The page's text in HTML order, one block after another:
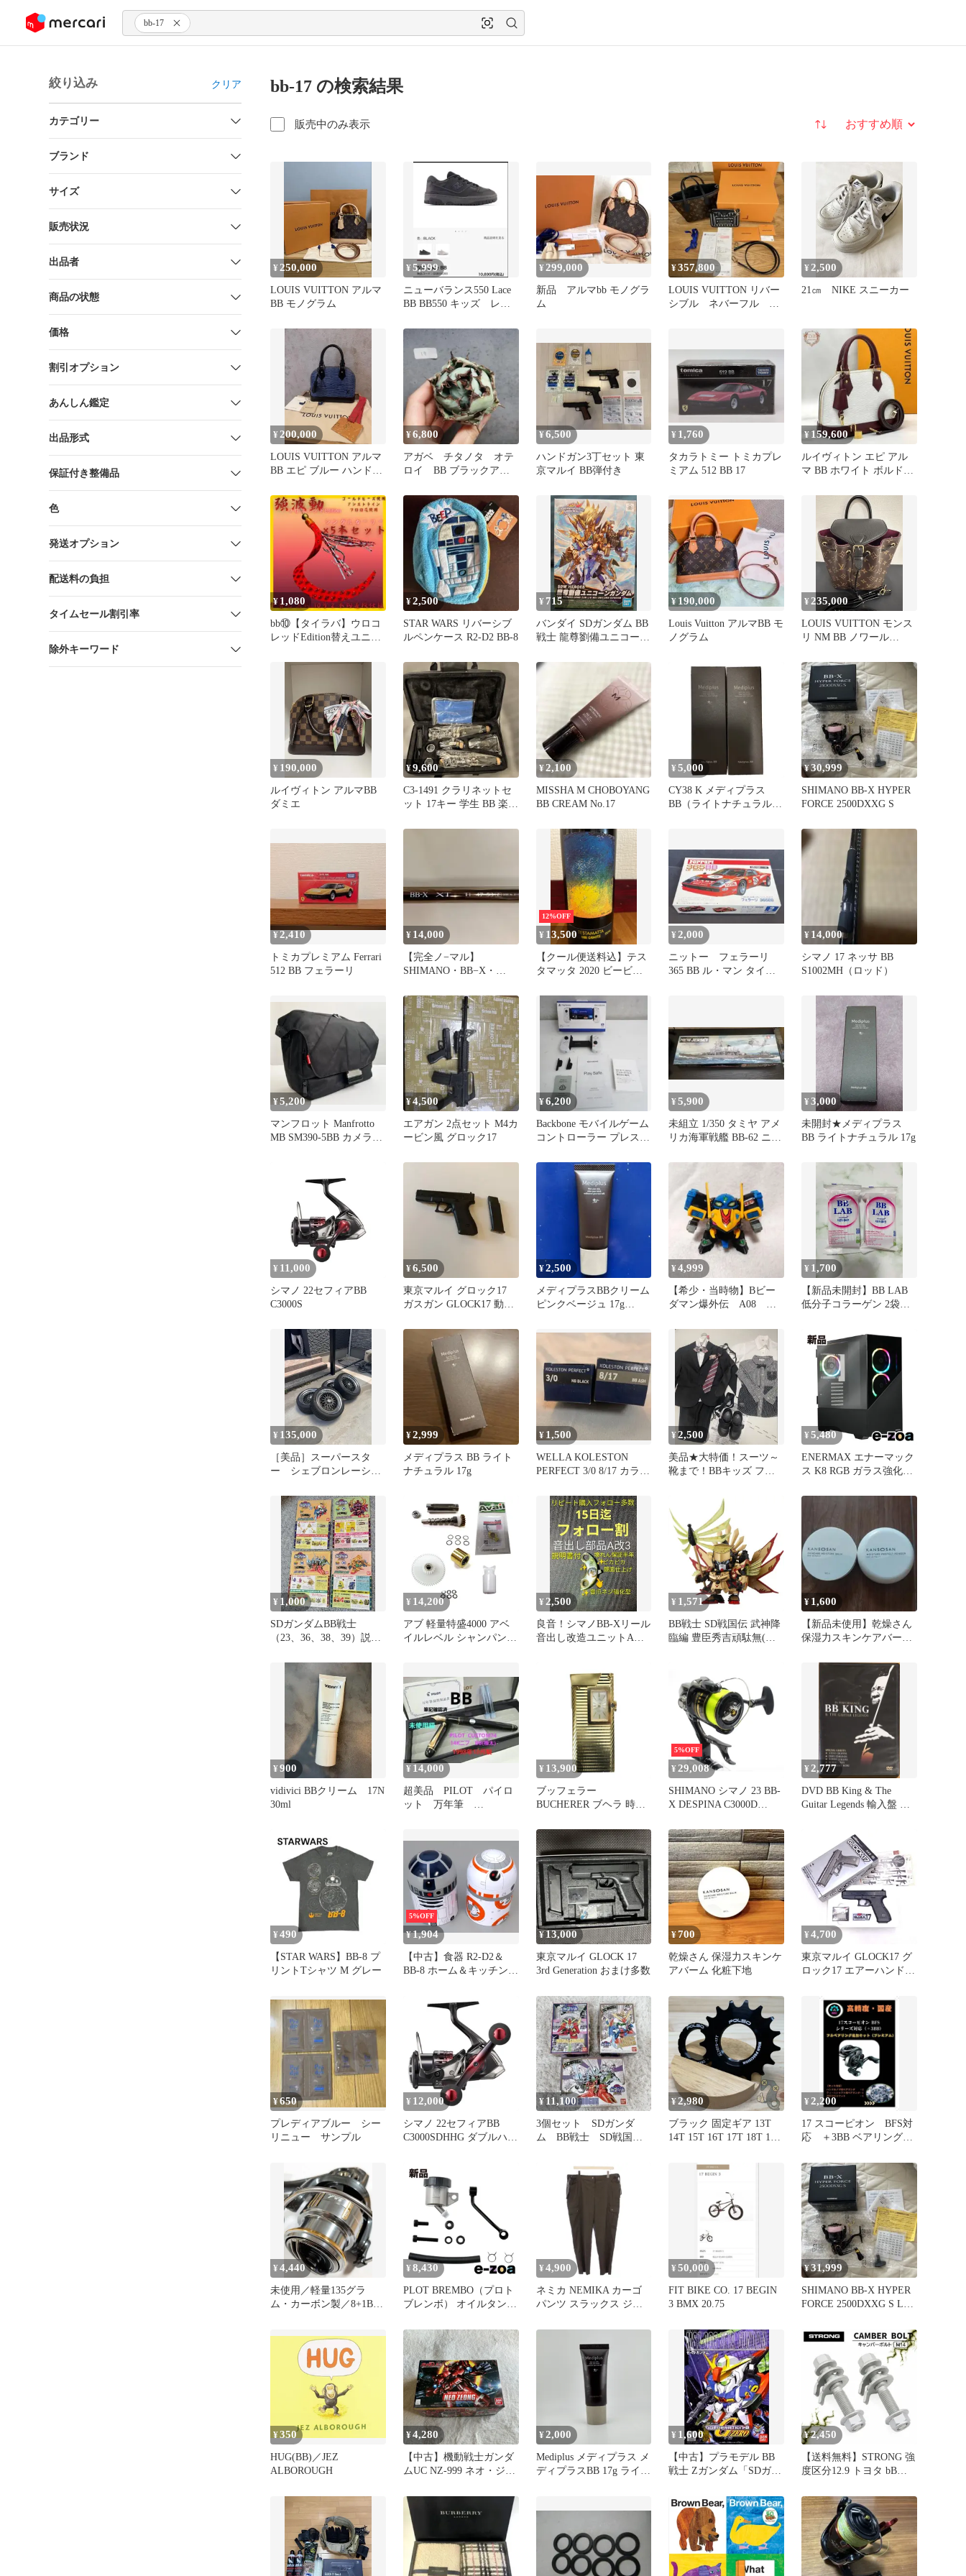
ツにスキップ bb-17
絞り込み クリア
カテゴリー
ブランド
サイズ
販売状況
出品者
商品の状態
価格
割引オプション
あんしん鑑定
出品形式
保証付き整備品
色
発送オプション
配送料の負担
タイムセール割引率
除外キーワード
bb-17 の検索結果
販売中のみ表示 並び替え
¥ 250,000
LOUIS VUITTON アルマ
BB モノグラム
¥5,999
ニューバランス550 Lace
BB BB550 キッズ レデ
¥299,000
新品 アルマbb モノグラ
ム
¥357,800
LOUIS VUITTON リバー
シブル ネバーフル イ
¥ 2,500
21㎝ NIKE スニーカー
¥ 200,000
LOUIS VUITTON アルマ
BB エピ ブルー ハンドバ
¥6,800
アガベ チタノタ オテ
ロイ BB ブラックアン
プ 17
¥6,500
ハンドガン3丁セット 東
京マルイ BB弾付き
¥ 1,760
タカラトミー トミカプレ
ミアム 512 BB 17
¥ 159,600
ルイヴィトン エピ アル
マ BB ホワイト ボルドー
¥ 1,080
bb⑩【タイラバ】ウロコ
レッドEdition替えユニッ
¥2,500
STAR WARS リバーシブ
ルペンケース R2-D2 BB-8
¥ 715
バンダイ SDガンダム BB
戦士 龍尊劉備ユニコーン
¥ 190,000
Louis Vuitton アルマBB モ
ノグラム
¥ 235,000
LOUIS VUITTON モンス
リ NM BB ノワール
¥ 190,000
ルイヴィトン アルマBB
ダミエ
¥9,600
C3-1491 クラリネットセ
ット 17キー 学生 BB 楽器
¥2,100
MISSHA M CHOBOYANG
BB CREAM No.17
¥ 5,000
CY38 K メディプラス
BB（ライトナチュラル）
¥30,999
SHIMANO BB-X HYPER
FORCE 2500DXXG S
¥ 2,410
トミカプレミアム Ferrari
512 BB フェラーリ
¥ 14,000
【完全ノ−マル】
SHIMANO・BB−X・
袋
12%OFF
¥ 13,500
【クール便送料込】テス
タマッタ 2020 ビービー
¥ 2,000
ニットー フェラーリ
365 BB ル・マン タイ
¥ 14,000
シマノ 17 ネッサ BB
S1002MH（ロッド）
¥5,200
マンフロット Manfrotto
MB SM390-5BB カメラバ
¥4,500
エアガン 2点セット M4カ
ービン風 グロック17
¥6,200
Backbone モバイルゲーム
コントローラー プレステ
¥5,900
未組立 1/350 タミヤ アメ
リカ海軍戦艦 BB-62 ニュ
¥3,000
未開封★メディプラス
BB ライトナチュラル 17g
¥ 11,000
シマノ 22セフィアBB
C3000S
¥6,500
東京マルイ グロック17
ガスガン GLOCK17 動作
¥2,500
メディプラスBBクリーム
ピンクベージュ 17g
¥ 4,999
【希少・当時物】Bビー
ダマン爆外伝 A08 ブ
未確認 17
¥ 1,700
【新品未開封】BB LAB
低分子コラーゲン 2袋で
¥ 135,000
［美品］スーパースタ
ー シェブロンレーシン
穴 17
¥2,999
メディプラス BB ライト
ナチュラル 17g
¥ 1,500
WELLA KOLESTON
PERFECT 3/0 8/17 カラー
¥2,500
美品★大特価！スーツ～
靴まで！BBキッズ フォ
¥ 5,480
ENERMAX エナーマック
ス K8 RGB ガラス強化型
ス ECA-EK8-BB-ARGB
¥ 1,000
SDガンダムBB戦士
（23、36、38、39）説明
¥ 14,200
アブ 軽量特盛4000 アベ
イルレベル シャンパン金
¥ 2,500
良音！シマノBB-Xリール
音出し改造ユニットA改
¥ 1,571
BB戦士 SD戦国伝 武神降
臨編 豊臣秀吉頑駄無(ト
¥ 1,600
【新品未使用】乾燥さん
保湿力スキンケアバーム
¥900
vidivici BBクリーム 17N
30ml
¥ 14,000
超美品 PILOT パイロ
ット 万年筆
¥ 13,900
ブッフェラー
BUCHERER ブヘラ 時計
型 ヴィンテージ アンテ
ィーク 手巻き 17石 火花
確認済み ゴールドカラー
金色 /BB ■GY18
5%OFF
¥29,008
SHIMANO シマノ 23 BB-
X DESPINA C3000D
ル #US6108
¥ 2,777
DVD BB King & The
Guitar Legends 輸入盤 送
¥ 490
【STAR WARS】BB-8 プ
リントTシャツ M グレー
5%OFF
¥1,904
【中古】食器 R2-D2＆
BB‐8 ホーム＆キッチン
最後のジェダイ」
¥13,000
東京マルイ GLOCK 17
3rd Generation おまけ多数
¥700
乾燥さん 保湿力スキンケ
アバーム 化粧下地
¥ 4,700
東京マルイ GLOCK17 グ
ロック17 エアーハンドガ
プ エアガン 6mmBB弾使
用 対象年齢18歳以上
¥650
プレディアブルー シー
リニュー サンプル
¥ 12,000
シマノ 22セフィアBB
C3000SDHHG ダブルハン
¥11,100
3個セット SDガンダ
ム BB戦士 SD戦国
¥2,980
ブラック 固定ギア 13T
14T 15T 16T 17T 18T 19T
ピストバイク POLSO 固
定ギア スプロケット
7075アルミ CNC加工 ピ
ストバイク用 フィクスド
トラック 1.29×24TPI対応
¥2,200
17 スコーピオン BFS対
応 ＋3BB ベアリング追
¥4,440
未使用／軽量135グラ
ム・カーボン製／8+1BB
¥ 8,430
PLOT BREMBO（プロト
ブレンボ） オイルタンク
BB (2640477)
¥ 4,900
ネミカ NEMIKA カーゴ
パンツ スラックス ジッ
グレー タグ付き /BB
¥50,000
FIT BIKE CO. 17 BEGIN
3 BMX 20.75
¥31,999
SHIMANO BB-X HYPER
FORCE 2500DXXG S L左
¥350
HUG(BB)／JEZ
ALBOROUGH
¥4,280
【中古】機動戦士ガンダ
ムUC NZ-999 ネオ・ジオ
プラモデル
¥2,000
Mediplus メディプラス メ
ディプラスBB 17g ライト
¥ 1,600
【中古】プラモデル BB
戦士 Zガンダム「SDガン
ZERO」
¥2,450
【送料無料】STRONG 強
度区分12.9 トヨタ bB
M14 2本セット ±1.75° キ
ャンバー調整 偏芯 鬼キ
ャン コード:45693